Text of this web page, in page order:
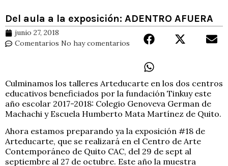
Del aula a la exposición: ADENTRO AFUERA
junio 27, 2018
Comentarios No hay comentarios
Culminamos los talleres Arteducarte en los dos centros
educativos beneficiados por la fundación Tinkuy este
año escolar 2017-2018: Colegio Genoveva German de
Machachi y Escuela Humberto Mata Martínez de Quito.
Ahora estamos preparando ya la exposición #18 de
Arteducarte, que se realizará en el Centro de Arte
Contemporáneo de Quito CAC, del 29 de sept al
septiembre al 27 de octubre. Este año la muestra